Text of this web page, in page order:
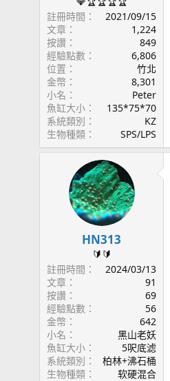
註冊時間
2021/09/15
文章
1,224
按讚
849
經驗點數
6,806
位置
竹北
金幣
8,301
小名
Peter
魚缸大小
135*75*70
系統類別
KZ
生物種類
SPS/LPS
HN313
🔰🔰
註冊時間
2024/03/13
文章
91
按讚
69
經驗點數
56
金幣
642
小名
黑山老妖
魚缸大小
5呎底滤
系統類別
柏林+沸石桶
生物種類
软硬混合